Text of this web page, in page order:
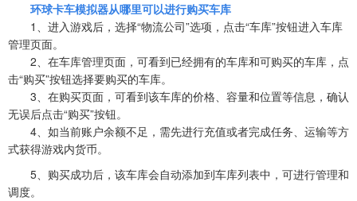
环球卡车模拟器从哪里可以进行购买车库
1、进入游戏后，选择“物流公司”选项，点击“车库”按钮进入车库
管理页面。
2、在车库管理页面，可看到已经拥有的车库和可购买的车库，点
击“购买”按钮选择要购买的车库。
3、在购买页面，可看到该车库的价格、容量和位置等信息，确认
无误后点击“购买”按钮。
4、如当前账户余额不足，需先进行充值或者完成任务、运输等方
式获得游戏内货币。
5、购买成功后，该车库会自动添加到车库列表中，可进行管理和
调度。